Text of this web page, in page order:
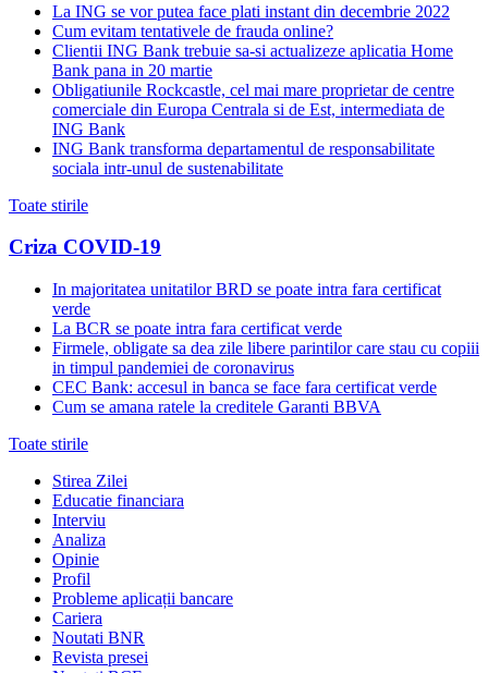
La ING se vor putea face plati instant din decembrie 2022
Cum evitam tentativele de frauda online?
Clientii ING Bank trebuie sa-si actualizeze aplicatia Home
Bank pana in 20 martie
Obligatiunile Rockcastle, cel mai mare proprietar de centre
comerciale din Europa Centrala si de Est, intermediata de
ING Bank
ING Bank transforma departamentul de responsabilitate
sociala intr-unul de sustenabilitate
Toate stirile
Criza COVID-19
In majoritatea unitatilor BRD se poate intra fara certificat
verde
La BCR se poate intra fara certificat verde
Firmele, obligate sa dea zile libere parintilor care stau cu copiii
in timpul pandemiei de coronavirus
CEC Bank: accesul in banca se face fara certificat verde
Cum se amana ratele la creditele Garanti BBVA
Toate stirile
Stirea Zilei
Educatie financiara
Interviu
Analiza
Opinie
Profil
Probleme aplicații bancare
Cariera
Noutati BNR
Revista presei